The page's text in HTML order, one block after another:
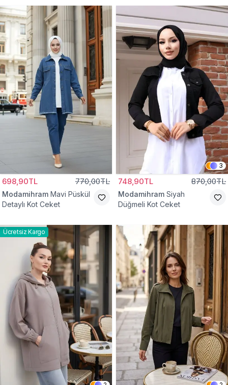
698,90TL 770,00TL
Modamihram Mavi Püskül
Detaylı Kot Ceket
3
748,90TL 870,00TL
Modamihram Siyah
Düğmeli Kot Ceket
Ücretsiz Kargo